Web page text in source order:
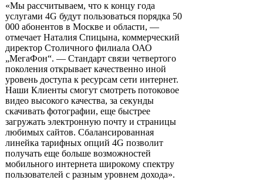
«Мы рассчитываем, что к концу года
услугами 4G будут пользоваться порядка 50
000 абонентов в Москве и области, —
отмечает Наталия Спицына, коммерческий
директор Столичного филиала ОАО
„МегаФон“. — Стандарт связи четвертого
поколения открывает качественно иной
уровень доступа к ресурсам сети интернет.
Наши Клиенты смогут смотреть потоковое
видео высокого качества, за секунды
скачивать фотографии, еще быстрее
загружать электронную почту и страницы
любимых сайтов. Сбалансированная
линейка тарифных опций 4G позволит
получать еще больше возможностей
мобильного интернета широкому спектру
пользователей с разным уровнем дохода».